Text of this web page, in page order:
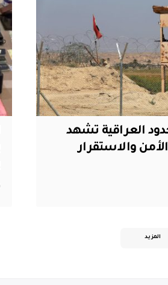
العراقية تشهد
والاستقرار
المزيد